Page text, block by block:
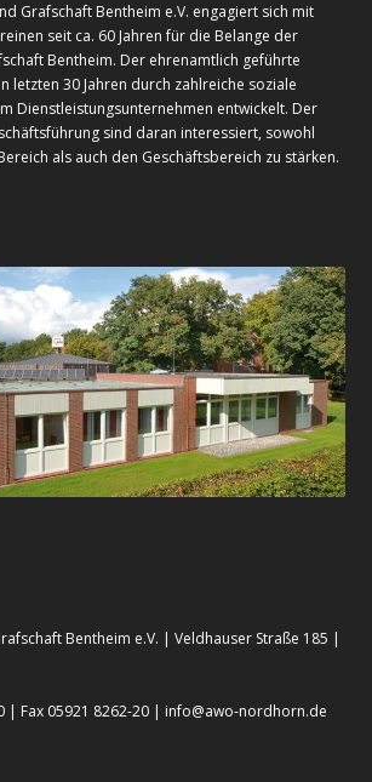
Grafschaft Bentheim e.V. engagiert sich mit
seit ca. 60 Jahren für die Belange der
Bentheim. Der ehrenamtlich geführte
letzten 30 Jahren durch zahlreiche soziale
Dienstleistungsunternehmen entwickelt. Der
sind daran interessiert, sowohl
als auch den Geschäftsbereich zu stärken.
Bentheim e.V. | Veldhauser Straße 185 |
| Fax 05921 8262-20 | info@awo-nordhorn.de